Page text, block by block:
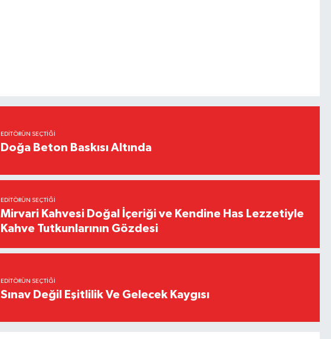
EDITÖRÜN SEÇTIĞI
Doğa Beton Baskısı Altında
EDITÖRÜN SEÇTIĞI
Mirvari Kahvesi Doğal İçeriği ve Kendine Has Lezzetiyle
Kahve Tutkunlarının Gözdesi
EDITÖRÜN SEÇTIĞI
Sınav Değil Eşitlilik Ve Gelecek Kaygısı